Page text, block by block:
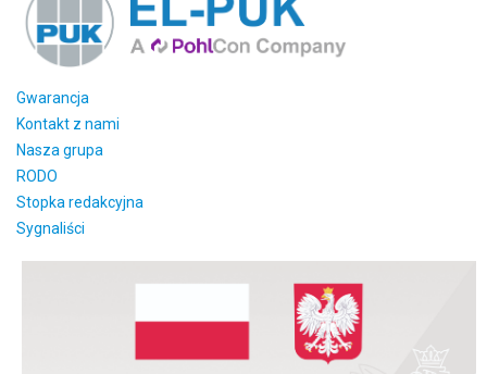
Gwarancja
Kontakt z nami
Nasza grupa
RODO
Stopka redakcyjna
Sygnaliści